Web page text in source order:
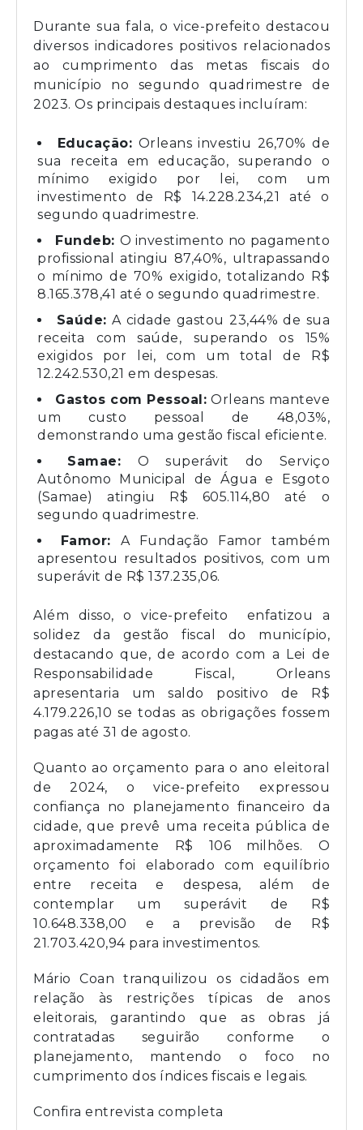
Durante sua fala, o vice-prefeito destacou
diversos indicadores positivos relacionados
ao cumprimento das metas fiscais do
município no segundo quadrimestre de
2023. Os principais destaques incluíram:
Educação: Orleans investiu 26,70% de
sua receita em educação, superando o
mínimo exigido por lei, com um
investimento de R$ 14.228.234,21 até o
segundo quadrimestre.
Fundeb: O investimento no pagamento
profissional atingiu 87,40%, ultrapassando
o mínimo de 70% exigido, totalizando R$
8.165.378,41 até o segundo quadrimestre.
Saúde: A cidade gastou 23,44% de sua
receita com saúde, superando os 15%
exigidos por lei, com um total de R$
12.242.530,21 em despesas.
Gastos com Pessoal: Orleans manteve
um custo pessoal de 48,03%,
demonstrando uma gestão fiscal eficiente.
Samae:O superávit do Serviço
Autônomo Municipal de Água e Esgoto
(Samae) atingiu R$ 605.114,80 até o
segundo quadrimestre.
Famor:A Fundação Famor também
apresentou resultados positivos, com um
superávit de R$ 137.235,06.
Além disso, o vice-prefeito enfatizou a
solidez da gestão fiscal do município,
destacando que, de acordo com a Lei de
Responsabilidade Fiscal, Orleans
apresentaria um saldo positivo de R$
4.179.226,10 se todas as obrigações fossem
pagas até 31 de agosto.
Quanto ao orçamento para o ano eleitoral
de 2024, o vice-prefeito expressou
confiança no planejamento financeiro da
cidade, que prevê uma receita pública de
aproximadamente R$ 106 milhões. O
orçamento foi elaborado com equilíbrio
entre receita e despesa, além de
contemplar um superávit de R$
10.648.338,00 e a previsão de R$
21.703.420,94 para investimentos.
Mário Coan tranquilizou os cidadãos em
relação às restrições típicas de anos
eleitorais, garantindo que as obras já
contratadas seguirão conforme o
planejamento, mantendo o foco no
cumprimento dos índices fiscais e legais.
Confira entrevista completa